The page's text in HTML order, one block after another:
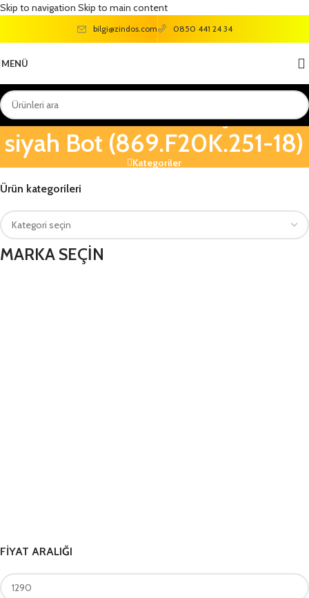
Skip to navigation Skip to main content
bilgi@zindos.com 0850 441 24 34
MENÜ
Vicco Arbor Basic Çocuk
siyah Bot (869.F20K.251-18)
Kategoriler
Ürün kategorileri
MARKA SEÇİN
FİYAT ARALIĞI